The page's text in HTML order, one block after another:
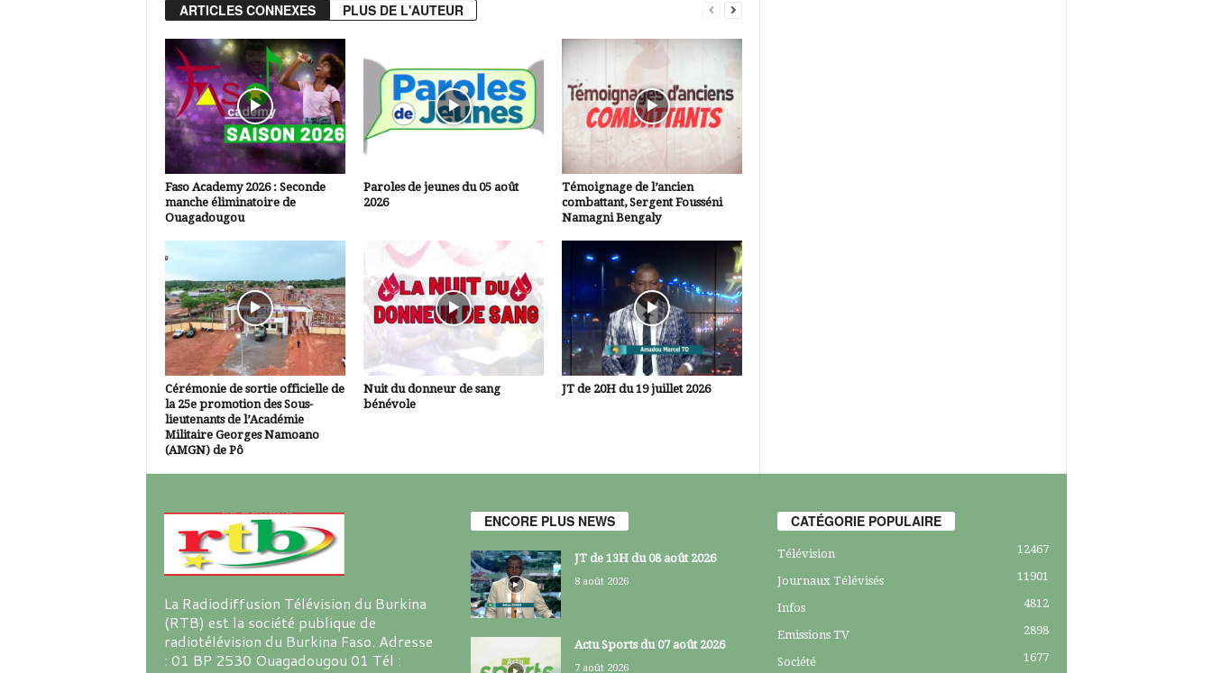
ARTICLES CONNEXES PLUS DE L'AUTEUR
Faso Academy 2026 : Seconde
manche éliminatoire de
Ouagadougou
Paroles de jeunes du 05 août
2026
Témoignage de l’ancien
combattant, Sergent Fousséni
Namagni Bengaly
Cérémonie de sortie officielle de
la 25e promotion des Sous-
lieutenants de l’Académie
Militaire Georges Namoano
(AMGN) de Pô
Nuit du donneur de sang
bénévole
JT de 20H du 19 juillet 2026
La Radiodiffusion Télévision du Burkina
(RTB) est la société publique de
radiotélévision du Burkina Faso. Adresse
: 01 BP 2530 Ouagadougou 01 Tél :
ENCORE PLUS NEWS
JT de 13H du 08 août 2026
8 août 2026
Actu Sports du 07 août 2026
7 août 2026
CATÉGORIE POPULAIRE
Télévision 12467
Journaux Télévisés 11901
Infos 4812
Emissions TV 2898
Société 1677